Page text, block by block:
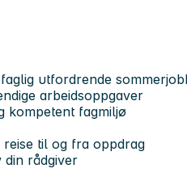
utfordrende
arbeidsoppgaver
kompetent fagmiljø
til og fra oppdrag
din rådgiver